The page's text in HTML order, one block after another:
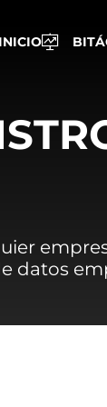
INICIO
datos